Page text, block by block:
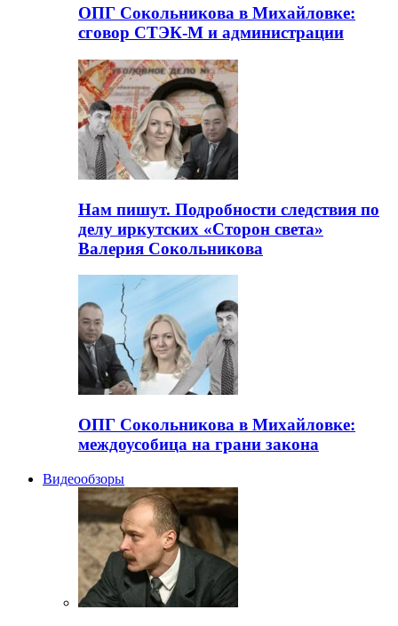
ОПГ Сокольникова в Михайловке:
сговор СТЭК-М и администрации
Нам пишут. Подробности следствия по
делу иркутских «Сторон света»
Валерия Сокольникова
ОПГ Сокольникова в Михайловке:
междоусобица на грани закона
Видеообзоры